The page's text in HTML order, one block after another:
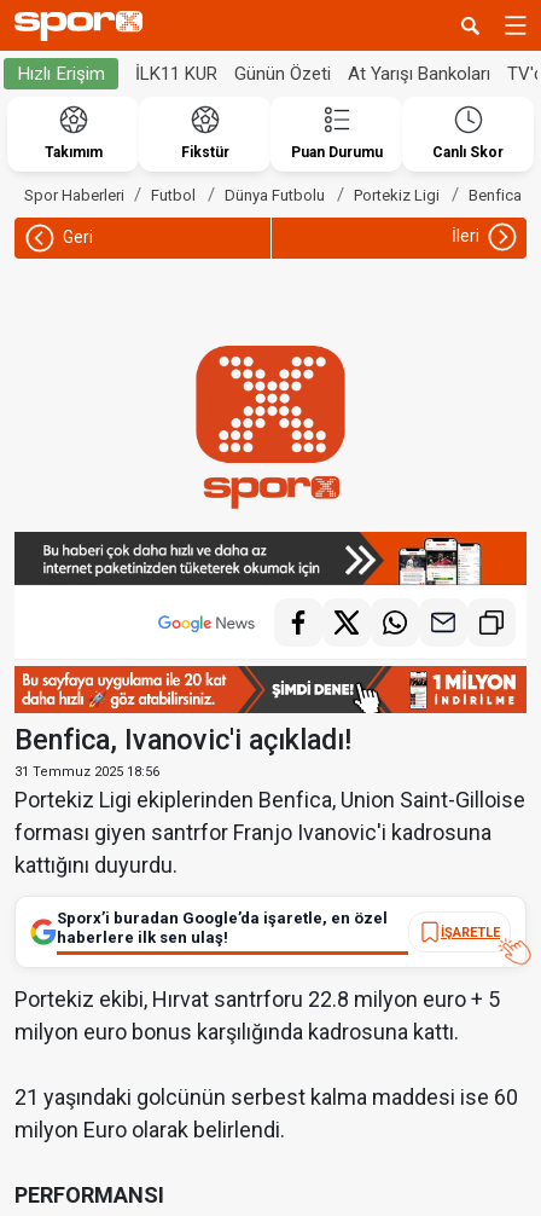
Hızlı Erişim İLK11 KUR Günün Özeti At Yarışı Bankoları
Takımım Fikstür Puan Durumu Canlı Skor
Spor Haberleri Futbol Dünya Futbolu Portekiz Ligi Benfica
Geri İleri
Benfica, Ivanovic'i açıkladı!
31 Temmuz 2025 18:56
Portekiz Ligi ekiplerinden Benfica, Union Saint-Gilloise
forması giyen santrfor Franjo Ivanovic'i kadrosuna
kattığını duyurdu.
Sporx’i buradan Google’da işaretle, en özel
haberlere ilk sen ulaş!
İŞARETLE
Portekiz ekibi, Hırvat santrforu 22.8 milyon euro + 5
milyon euro bonus karşılığında kadrosuna kattı.
21 yaşındaki golcünün serbest kalma maddesi ise 60
milyon Euro olarak belirlendi.
PERFORMANSI